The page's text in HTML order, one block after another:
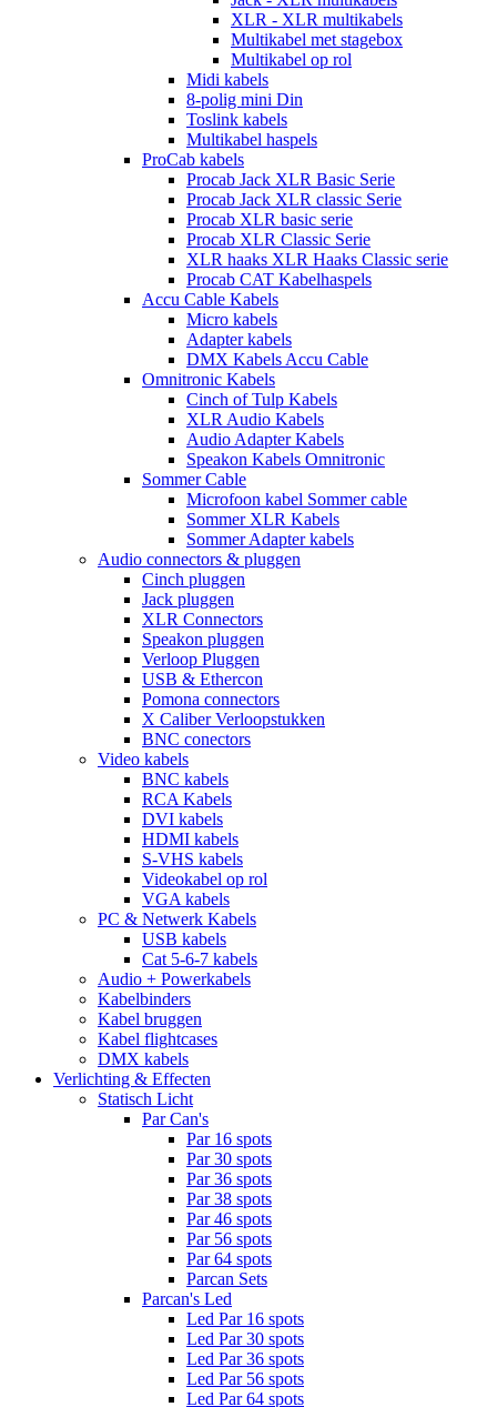
XLR - XLR multikabels
Multikabel met stagebox
Multikabel op rol
Midi kabels
8-polig mini Din
Toslink kabels
Multikabel haspels
ProCab kabels
Procab Jack XLR Basic Serie
Procab Jack XLR classic Serie
Procab XLR basic serie
Procab XLR Classic Serie
XLR haaks XLR Haaks Classic serie
Procab CAT Kabelhaspels
Accu Cable Kabels
Micro kabels
Adapter kabels
DMX Kabels Accu Cable
Omnitronic Kabels
Cinch of Tulp Kabels
XLR Audio Kabels
Audio Adapter Kabels
Speakon Kabels Omnitronic
Sommer Cable
Microfoon kabel Sommer cable
Sommer XLR Kabels
Sommer Adapter kabels
Audio connectors & pluggen
Cinch pluggen
Jack pluggen
XLR Connectors
Speakon pluggen
Verloop Pluggen
USB & Ethercon
Pomona connectors
X Caliber Verloopstukken
BNC conectors
Video kabels
BNC kabels
RCA Kabels
DVI kabels
HDMI kabels
S-VHS kabels
Videokabel op rol
VGA kabels
PC & Netwerk Kabels
USB kabels
Cat 5-6-7 kabels
Audio + Powerkabels
Kabelbinders
Kabel bruggen
Kabel flightcases
DMX kabels
Verlichting & Effecten
Statisch Licht
Par Can's
Par 16 spots
Par 30 spots
Par 36 spots
Par 38 spots
Par 46 spots
Par 56 spots
Par 64 spots
Parcan Sets
Parcan's Led
Led Par 16 spots
Led Par 30 spots
Led Par 36 spots
Led Par 56 spots
Led Par 64 spots